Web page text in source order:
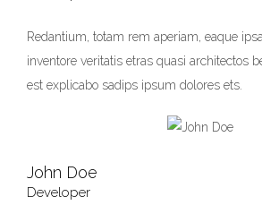
Redantium, totam rem aperiam, eaque
inventore veritatis etras quasi architectos
est explicabo sadips ipsum dolores ets.
John Doe
Developer